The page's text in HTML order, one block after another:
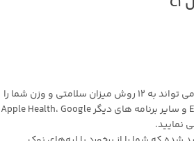
ترازو هوشمند Eufy C1 از شرکت انکر می تواند به ۱۲ روش میزان سلامتی و وزن شما را
تشخیص دهد. با نصب برنامه Eufylife و سایر برنامه های دیگر Apple Health، Google